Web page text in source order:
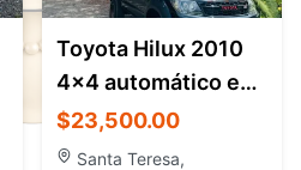
Toyota Hilux 2010
4x4 automático en
venta Santa Teresa
$23,500.00
Santa Teresa,